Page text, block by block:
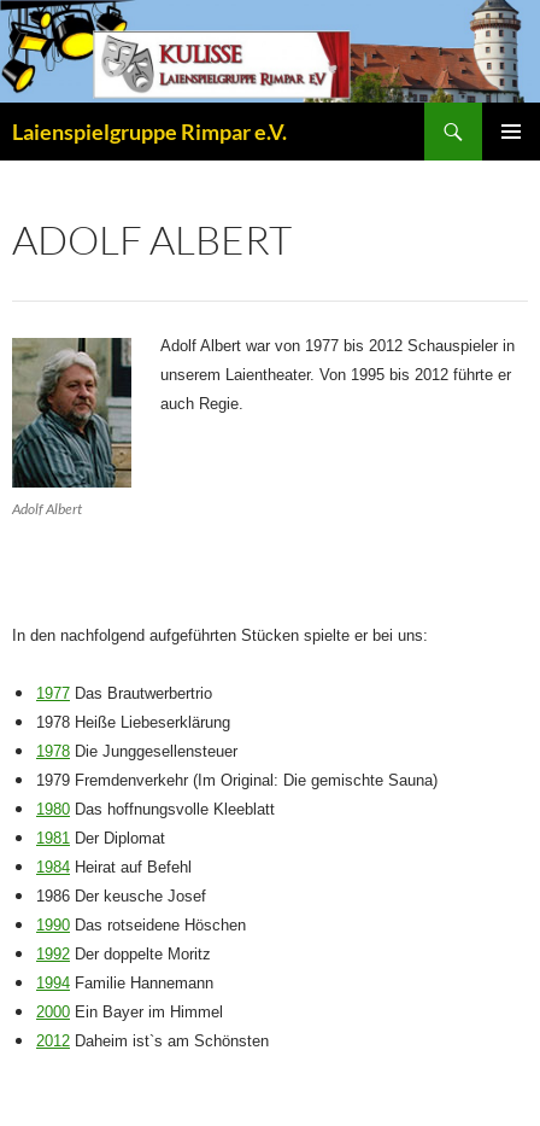
Zum
Inhalt
springen
Laienspielgruppe Rimpar e.V.
ADOLF ALBERT
Adolf Albert
Adolf Albert war von 1977 bis 2012 Schauspieler in
unserem Laientheater. Von 1995 bis 2012 führte er
auch Regie.
In den nachfolgend aufgeführten Stücken spielte er bei uns:
1977 Das Brautwerbertrio
1978 Heiße Liebeserklärung
1978 Die Junggesellensteuer
1979 Fremdenverkehr (Im Original: Die gemischte Sauna)
1980 Das hoffnungsvolle Kleeblatt
1981 Der Diplomat
1984 Heirat auf Befehl
1986 Der keusche Josef
1990 Das rotseidene Höschen
1992 Der doppelte Moritz
1994 Familie Hannemann
2000 Ein Bayer im Himmel
2012 Daheim ist`s am Schönsten